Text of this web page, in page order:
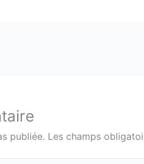
publiée. Les champs